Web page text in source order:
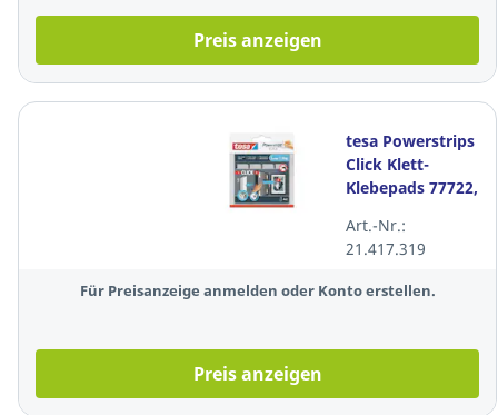
Preis anzeigen
tesa Powerstrips
Click Klett-
Klebepads 77722,
Art.-Nr.:
21.417.319
Für Preisanzeige anmelden oder Konto erstellen.
Preis anzeigen